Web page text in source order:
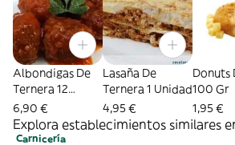
Albondigas De
Ternera 12
Unidades
6,90 €
Lasaña De
Ternera 1 Unidad
4,95 €
Donuts
100 Gr
1,95 €
Explora establecimientos similares
Carnicería